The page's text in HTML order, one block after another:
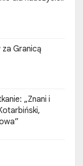
za Granicą
„Znani i